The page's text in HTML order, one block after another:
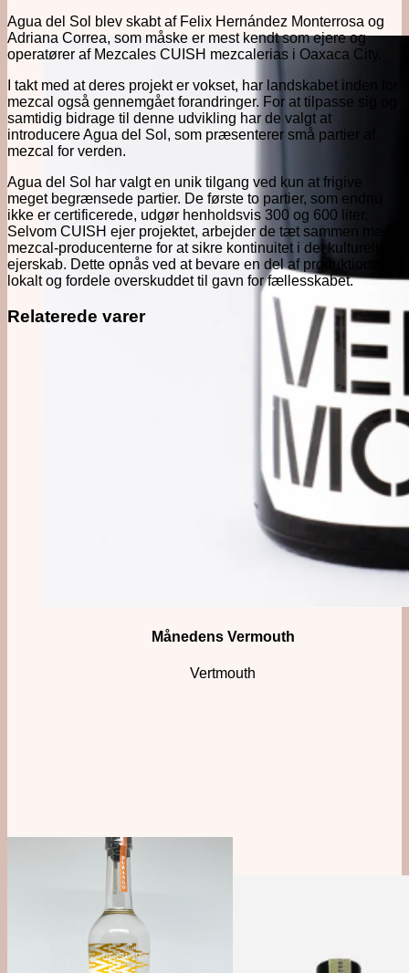
Månedens Vermouth
Vertmouth
Agua del Sol blev skabt af Felix Hernández Monterrosa og
Adriana Correa, som måske er mest kendt som ejere og
operatører af Mezcales CUISH mezcalerias i Oaxaca City.
I takt med at deres projekt er vokset, har landskabet inden for
mezcal også gennemgået forandringer. For at tilpasse sig og
samtidig bidrage til denne udvikling har de valgt at
introducere Agua del Sol, som præsenterer små partier af
mezcal for verden.
Agua del Sol har valgt en unik tilgang ved kun at frigive
meget begrænsede partier. De første to partier, som endnu
ikke er certificerede, udgør henholdsvis 300 og 600 liter.
Selvom CUISH ejer projektet, arbejder de tæt sammen med
mezcal-producenterne for at sikre kontinuitet i det kulturelle
ejerskab. Dette opnås ved at bevare en del af produktionen
lokalt og fordele overskuddet til gavn for fællesskabet.
Relaterede varer